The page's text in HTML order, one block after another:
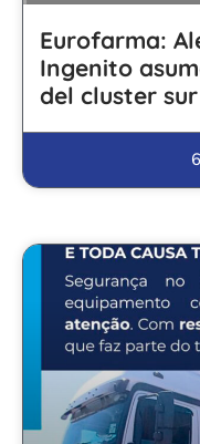
Eurofarma:
Ingenito
del cluster sur